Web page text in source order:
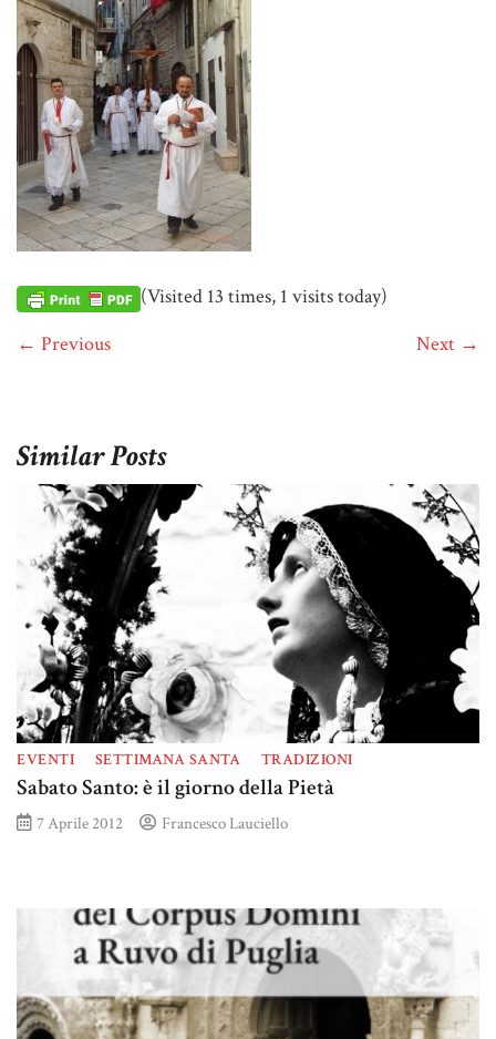
(Visited 13 times, 1 visits today)
← Previous
Next →
Similar Posts
EVENTI SETTIMANA SANTA TRADIZIONI
Sabato Santo: è il giorno della Pietà
7 Aprile 2012 Francesco Lauciello